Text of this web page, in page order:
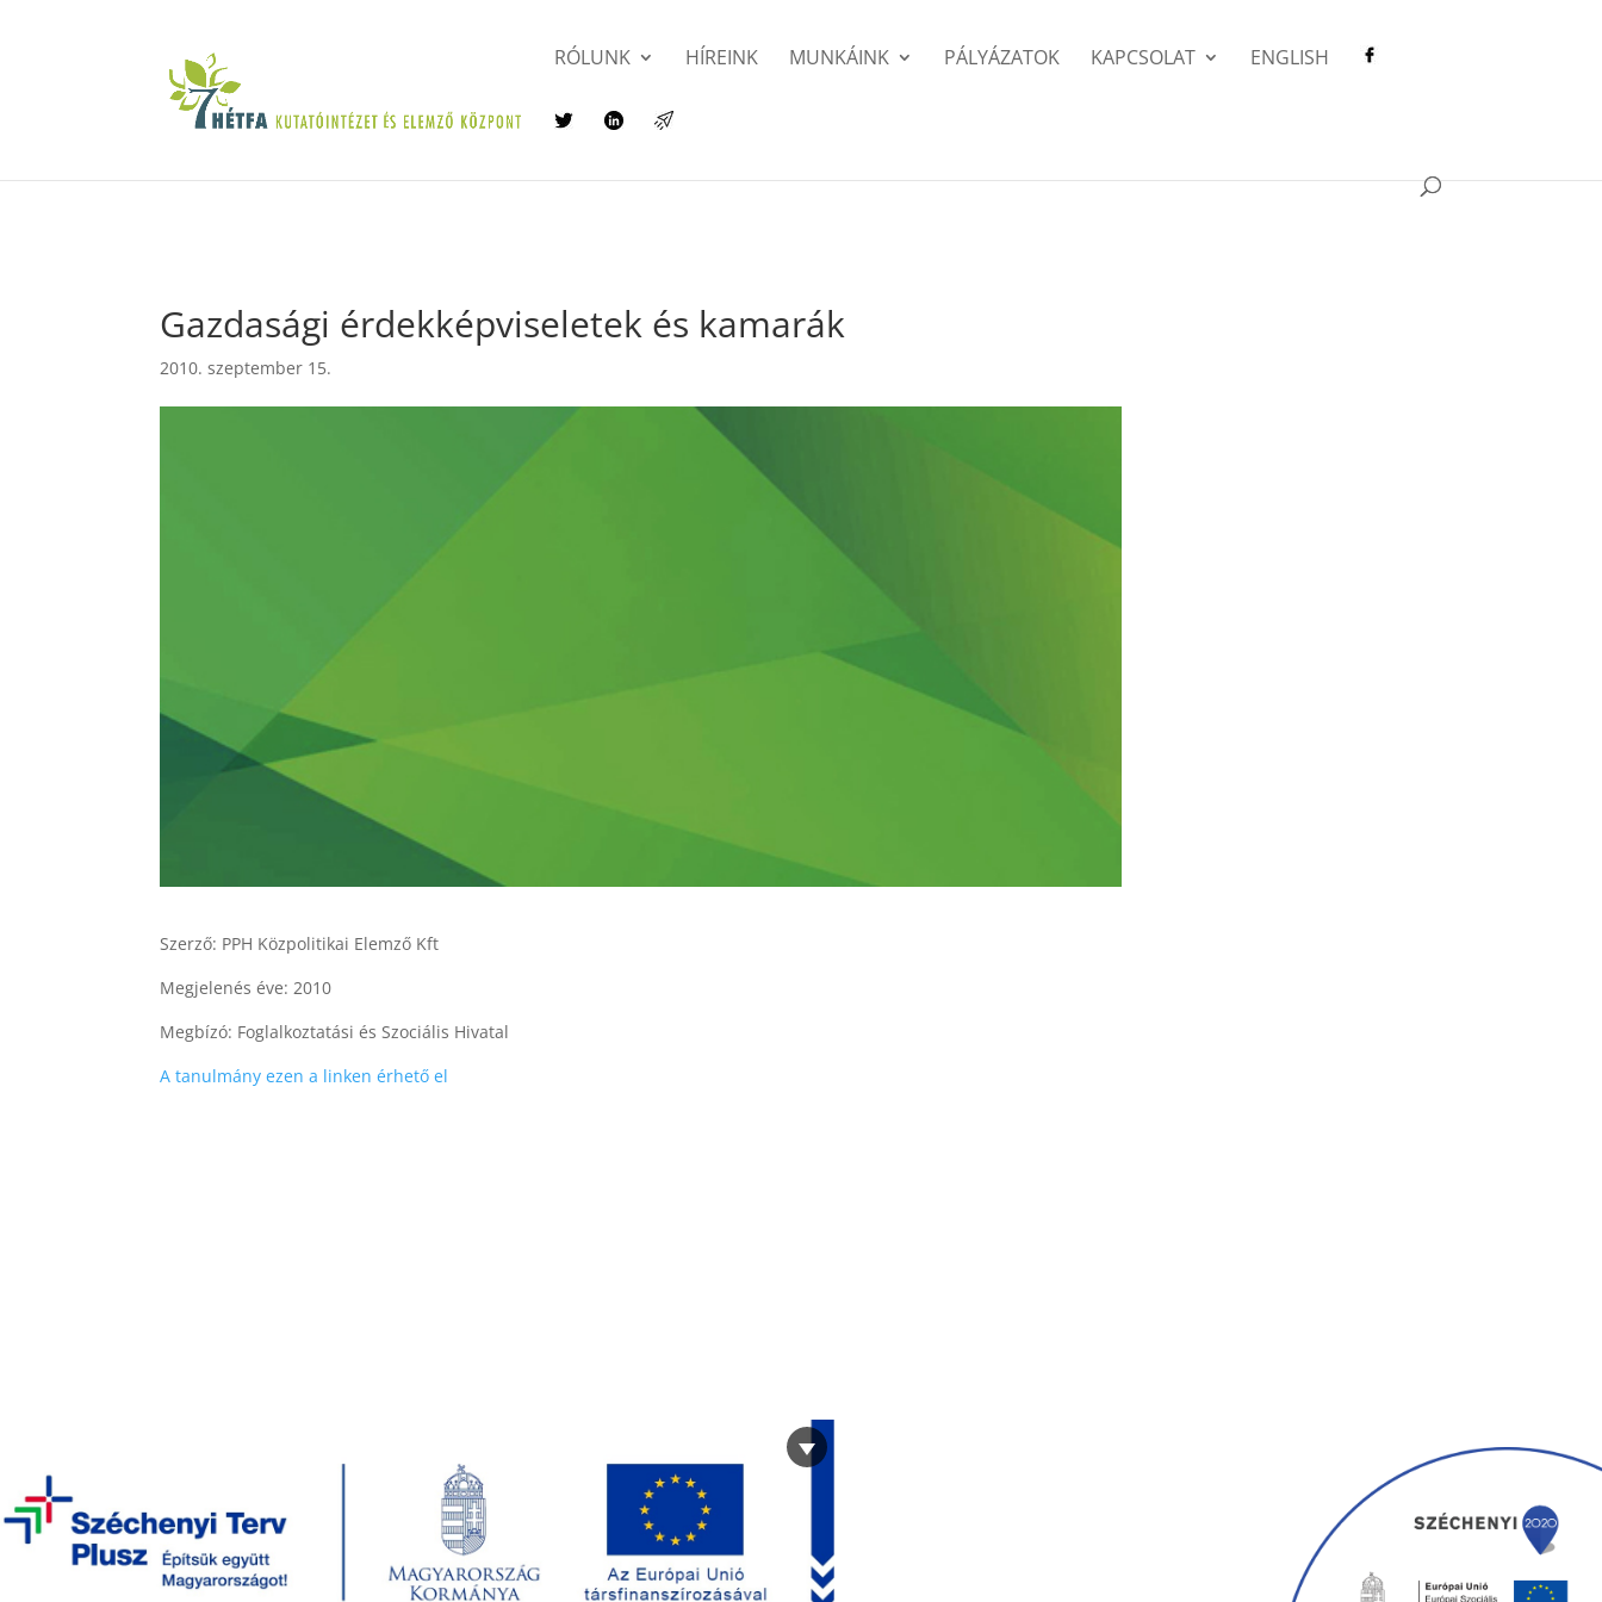
RÓLUNK HÍREINK MUNKÁINK PÁLYÁZATOK KAPCSOLAT ENGLISH
Gazdasági érdekképviseletek és kamarák
2010. szeptember 15.
Szerző: PPH Közpolitikai Elemző Kft
Megjelenés éve: 2010
Megbízó: Foglalkoztatási és Szociális Hivatal
A tanulmány ezen a linken érhető el